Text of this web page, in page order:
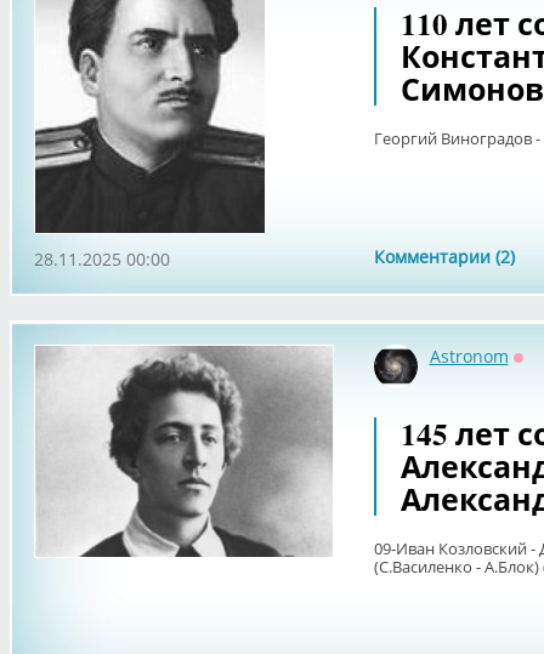
110 лет
Георгий Виноградов
Комментарии (2)
28.11.2025 00:00
Astronom
145 лет
09-Иван Козловский
(С.Василенко - А.Блок)